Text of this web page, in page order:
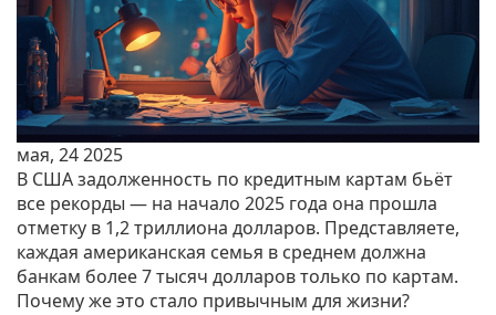
мая, 24 2025
В США задолженность по кредитным картам бьёт
все рекорды — на начало 2025 года она прошла
отметку в 1,2 триллиона долларов. Представляете,
каждая американская семья в среднем должна
банкам более 7 тысяч долларов только по картам.
Почему же это стало привычным для жизни?